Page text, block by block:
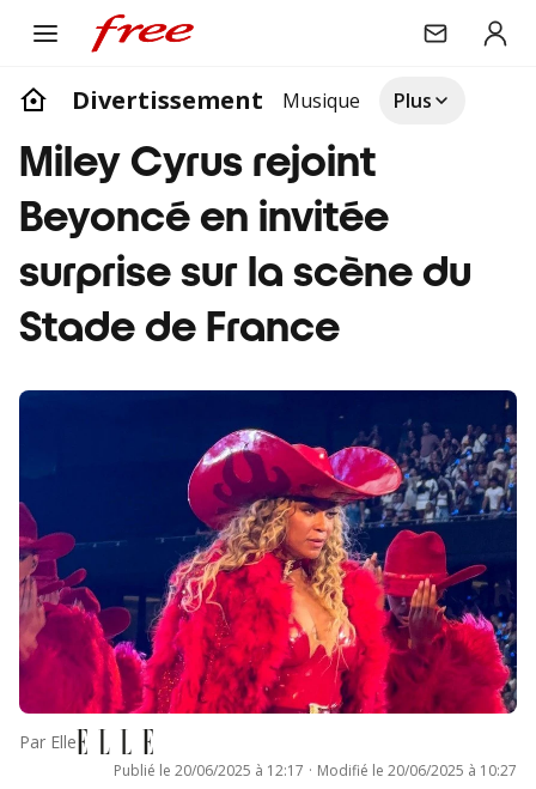
Divertissement Musique Plus
Miley Cyrus rejoint
Beyoncé en invitée
surprise sur la scène du
Stade de France
Par Elle
Publié le 20/06/2025 à 12:17 · Modifié le 20/06/2025 à 10:27